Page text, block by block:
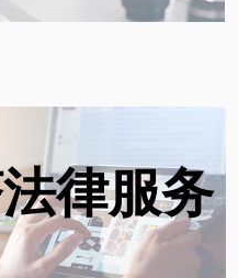
律服务